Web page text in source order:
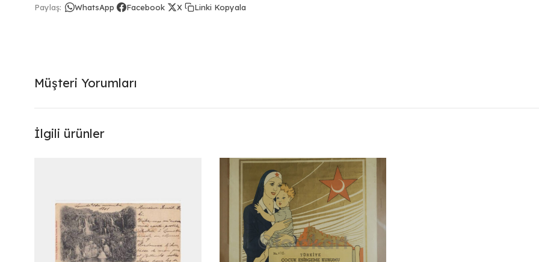
Paylaş: WhatsApp Facebook X Linki Kopyala
Müşteri Yorumları
İlgili ürünler